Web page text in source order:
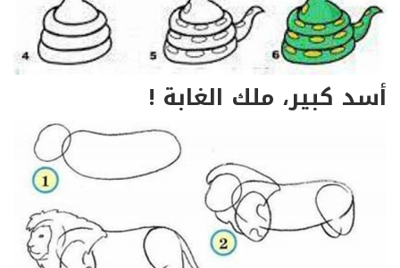
أسد كبير، ملك الغابة !